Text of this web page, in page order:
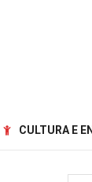
CULTURA E